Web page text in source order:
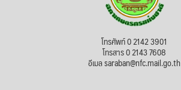
โทรศัพท์ 0 2142 3901
โทรสาร 0 2143 7608
อีเมล saraban@nfc.mail.go.th